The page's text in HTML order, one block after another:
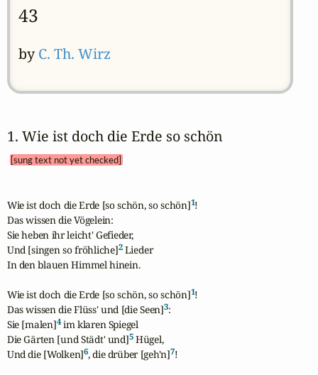
43
by C. Th. Wirz
1. Wie ist doch die Erde so schön
[sung text not yet checked]
Wie ist doch die Erde [so schön, so schön]1!
Das wissen die Vögelein:
Sie heben ihr leicht' Gefieder,
Und [singen so fröhliche]2 Lieder
In den blauen Himmel hinein.
Wie ist doch die Erde [so schön, so schön]1!
Das wissen die Flüss' und [die Seen]3:
Sie [malen]4 im klaren Spiegel
Die Gärten [und Städt' und]5 Hügel,
Und die [Wolken]6, die drüber [geh'n]7!